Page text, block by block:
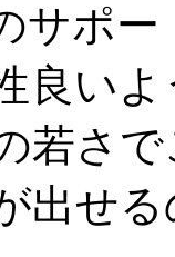
サポ
良い
若さ
出せ